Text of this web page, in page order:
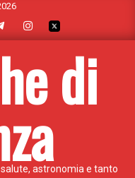
di
astronomia e tanto